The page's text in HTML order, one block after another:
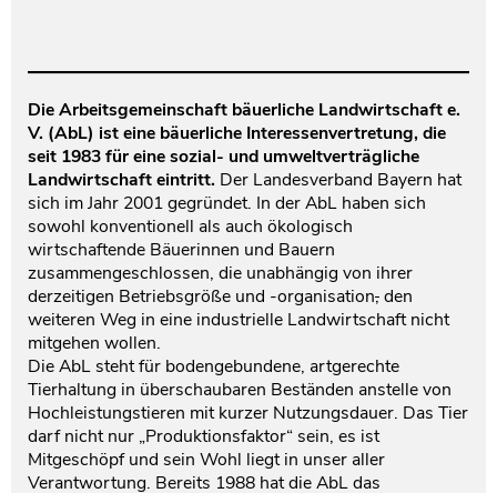
Die Arbeitsgemeinschaft bäuerliche Landwirtschaft e.
V. (AbL) ist eine bäuerliche Interessenvertretung, die
seit 1983 für eine sozial- und umweltverträgliche
Landwirtschaft eintritt. Der Landesverband Bayern hat
sich im Jahr 2001 gegründet. In der AbL haben sich
sowohl konventionell als auch ökologisch
wirtschaftende Bäuerinnen und Bauern
zusammengeschlossen, die unabhängig von ihrer
derzeitigen Betriebsgröße und -organisation,den
weiteren Weg in eine industrielle Landwirtschaft nicht
mitgehen wollen.
Die AbL steht für bodengebundene, artgerechte
Tierhaltung in überschaubaren Beständen anstelle von
Hochleistungstieren mit kurzer Nutzungsdauer. Das Tier
darf nicht nur „Produktionsfaktor“ sein, es ist
Mitgeschöpf und sein Wohl liegt in unser aller
Verantwortung. Bereits 1988 hat die AbL das